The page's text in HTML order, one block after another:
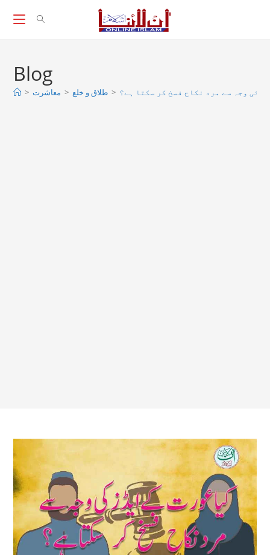
Blog
> معاشرت > طلاق و خلع > کی وجہ سے مرد نکاح فسخ كر سكتا ہے؟